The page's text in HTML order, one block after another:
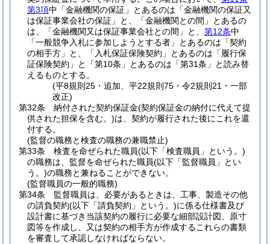
第3項中「金融機関の保証」とあるのは「金融機関の保証又
は保証事業会社の保証」と、「金融機関との間」とあるの
は、「金融機関又は保証事業会社との間」と、 第12条中
「一般競争入札に参加しようとする者」とあるのは「契約
の相手方」と、「入札保証保険契約」とあるのは「履行保
証保険契約」と「第10条」とあるのは「第31条」と読み替
えるものとする。
(平8規則25・追加、平22規則75・令2規則21・一部
改正)
第32条
納付された契約保証金(契約保証金の納付に代えて提
供された担保を含む。)は、契約が履行された後にこれを還
付する。
(監督の職務と検査の職務の兼職禁止)
第33条
検査を命ぜられた職員(以下「検査職員」という。)
の職務は、監督を命ぜられた職員(以下「監督職員」とい
う。)の職務と兼ねることができない。
(監督職員の一般的職務)
第34条
監督職員は、必要があるときは、工事、製造その他
の請負契約(以下「請負契約」という。)に係る仕様書及び
設計書に基づき当該契約の履行に必要な細部設計図、原寸
図等を作成し、又は契約の相手方が作成するこれらの書類
を審査して承認しなければならない。